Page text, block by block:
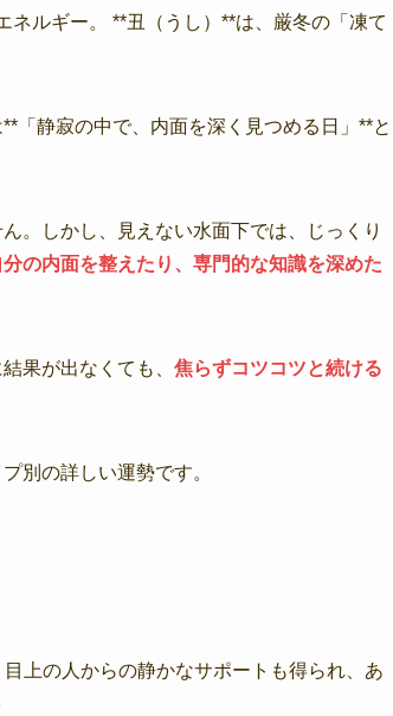
ルギー。 **丑（うし）**は、厳冬の「凍て
「静寂の中で、内面を深く見つめる日」**と
。しかし、見えない水面下では、じっくり
分の内面を整えたり、専門的な知識を深めた
果が出なくても、 焦らずコツコツと続ける
別の詳しい運勢です。
上の人からの静かなサポートも得られ、あ